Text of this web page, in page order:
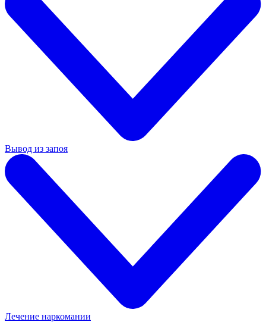
Вывод из запоя
Лечение наркомании